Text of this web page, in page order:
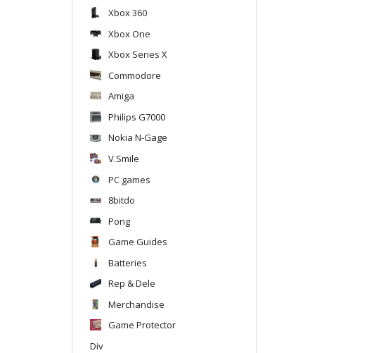
Xbox 360
Xbox One
Xbox Series X
Commodore
Amiga
Philips G7000
Nokia N-Gage
V.Smile
PC games
8bitdo
Pong
Game Guides
Batteries
Rep & Dele
Merchandise
Game Protector
Div